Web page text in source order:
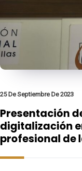
25 De Septiembre De 2023
Presentación
digitalización
profesional de